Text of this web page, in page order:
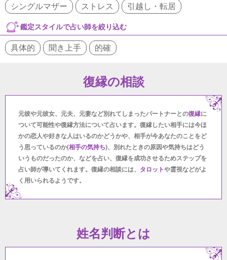
シングルマザー
ストレス 引越し・転居
鑑定スタイルで占い師を絞り込む
具体的 聞き上手 的確
復縁の相談
元彼や元彼女、元夫、元妻など別れてしまったパートナーとの復縁に
ついて可能性や復縁方法について占います。復縁したい相手には今ほ
かの恋人や好きな人はいるのかどうかや、相手が今あなたのことをど
う思っているのか(相手の気持ち)、別れたときの原因や気持ちはどう
いうものだったのか、などを占い、復縁を成功させるためステップを
占い師が導いてくれます。復縁の相談には、 タロットや霊視などがよ
く用いられるようです。
姓名判断とは